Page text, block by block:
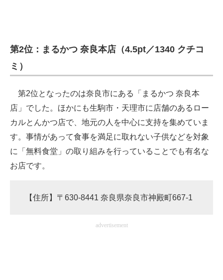
エネルギーの専門メディア
ちょっと気になるネットの話題
第2位：まるかつ 奈良本店（4.5pt／1340 クチコ
ミ）
第2位となったのは奈良市にある「まるかつ 奈良本
店」でした。ほかにも生駒市・天理市に店舗のあるロー
カルとんかつ店で、地元の人を中心に支持を集めていま
す。事情があって食事を満足に取れない子供などを対象
に「無料食堂」の取り組みを行っていることでも有名な
お店です。
【住所】〒630-8441 奈良県奈良市神殿町667-1
advertisement